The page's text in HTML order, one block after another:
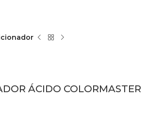
ÁCIDO COLORMASTER